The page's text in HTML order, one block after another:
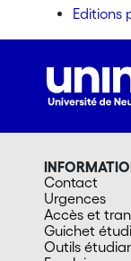
Editions
Contact
Urgences
Accès et
Guichet
Outils